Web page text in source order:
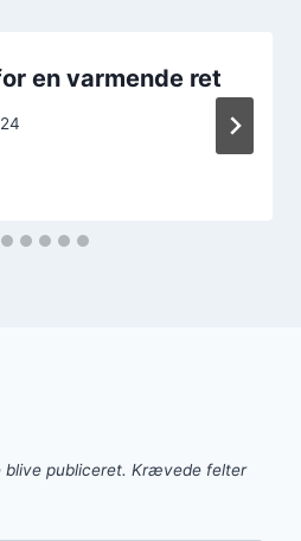
en varmende ret
blive publiceret. Krævede felter